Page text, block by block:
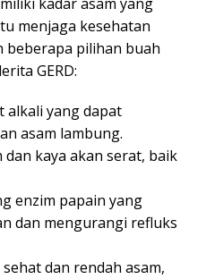
menjaga kesehatan
beberapa pilihan buah
GERD:
alkali yang dapat
asam lambung.
dan kaya akan serat, baik
enzim papain yang
dan mengurangi refluks
sehat dan rendah asam,